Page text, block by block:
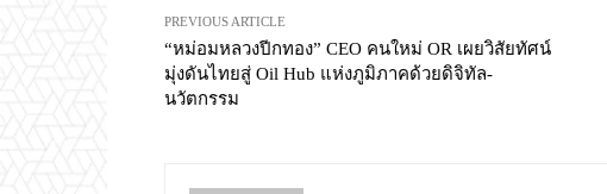
PREVIOUS ARTICLE
“หม่อมหลวงปีกทอง” CEO คนใหม่ OR เผยวิสัยทัศน์
มุ่งดันไทยสู่ Oil Hub แห่งภูมิภาคด้วยดิจิทัล-
นวัตกรรม